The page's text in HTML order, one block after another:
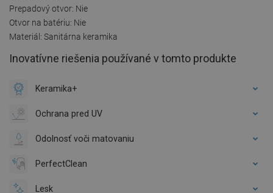
Prepadový otvor: Nie
Otvor na batériu: Nie
Materiál: Sanitárna keramika
Inovatívne riešenia používané v tomto produkte
Keramika+
Ochrana pred UV
Odolnosť voči matovaniu
PerfectClean
Lesk